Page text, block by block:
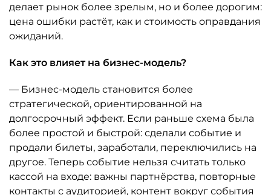
делает рынок более зрелым, но и более дорогим:
цена ошибки растёт, как и стоимость оправдания
ожиданий.
Как это влияет на бизнес-модель?
— Бизнес-модель становится более
стратегической, ориентированной на
долгосрочный эффект. Если раньше схема была
более простой и быстрой: сделали событие и
продали билеты, заработали, переключились на
другое. Теперь событие нельзя считать только
кассой на входе: важны партнёрства, повторные
контакты с аудиторией, контент вокруг события